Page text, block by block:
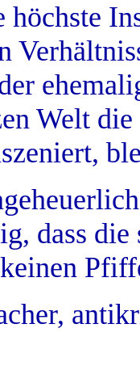
höchste
Welt
dass